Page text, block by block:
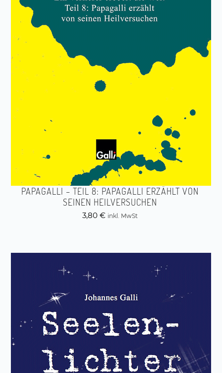
PAPAGALLI – TEIL 8: PAPAGALLI ERZÄHLT VON
SEINEN HEILVERSUCHEN
3,80 € inkl. MwSt